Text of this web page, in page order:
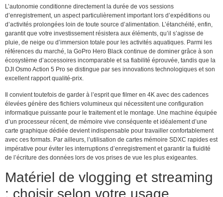
L’autonomie conditionne directement la durée de vos sessions
d’enregistrement, un aspect particulièrement important lors d’expéditions ou
d’activités prolongées loin de toute source d’alimentation. L’étanchéité, enfin,
garantit que votre investissement résistera aux éléments, qu’il s’agisse de
pluie, de neige ou d’immersion totale pour les activités aquatiques. Parmi les
références du marché, la GoPro Hero Black continue de dominer grâce à son
écosystème d’accessoires incomparable et sa fiabilité éprouvée, tandis que la
DJI Osmo Action 5 Pro se distingue par ses innovations technologiques et son
excellent rapport qualité-prix.
Il convient toutefois de garder à l’esprit que filmer en 4K avec des cadences
élevées génère des fichiers volumineux qui nécessitent une configuration
informatique puissante pour le traitement et le montage. Une machine équipée
d’un processeur récent, de mémoire vive conséquente et idéalement d’une
carte graphique dédiée devient indispensable pour travailler confortablement
avec ces formats. Par ailleurs, l’utilisation de cartes mémoire SDXC rapides est
impérative pour éviter les interruptions d’enregistrement et garantir la fluidité
de l’écriture des données lors de vos prises de vue les plus exigeantes.
Matériel de vlogging et streaming
: choisir selon votre usage